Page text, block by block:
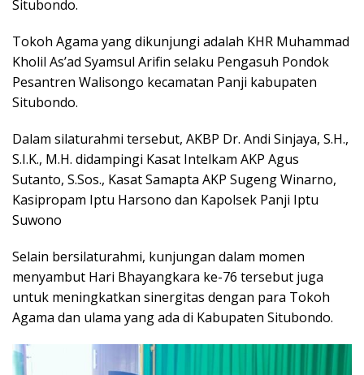
Situbondo.
Tokoh Agama yang dikunjungi adalah KHR Muhammad
Kholil As’ad Syamsul Arifin selaku Pengasuh Pondok
Pesantren Walisongo kecamatan Panji kabupaten
Situbondo.
Dalam silaturahmi tersebut, AKBP Dr. Andi Sinjaya, S.H.,
S.I.K., M.H. didampingi Kasat Intelkam AKP Agus
Sutanto, S.Sos., Kasat Samapta AKP Sugeng Winarno,
Kasipropam Iptu Harsono dan Kapolsek Panji Iptu
Suwono
Selain bersilaturahmi, kunjungan dalam momen
menyambut Hari Bhayangkara ke-76 tersebut juga
untuk meningkatkan sinergitas dengan para Tokoh
Agama dan ulama yang ada di Kabupaten Situbondo.